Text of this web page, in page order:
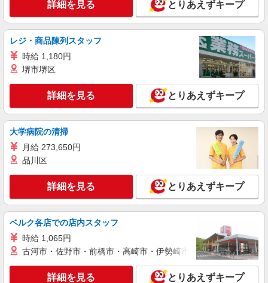
詳細を見る とりあえずキープ
レジ・商品陳列スタッフ
時給 1,180円
堺市堺区
詳細を見る とりあえずキープ
大学病院の清掃
月給 273,650円
品川区
詳細を見る とりあえずキープ
ベルク各店での店内スタッフ
時給 1,065円
古河市・佐野市・前橋市・高崎市・伊勢崎市・太田市・館林市
詳細を見る とりあえずキープ